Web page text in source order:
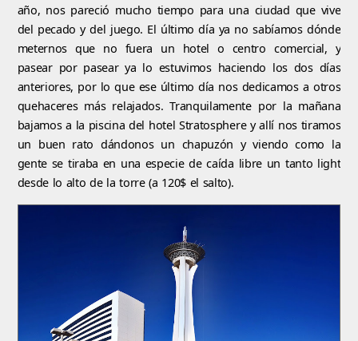
año, nos pareció mucho tiempo para una ciudad que vive
del pecado y del juego. El último día ya no sabíamos dónde
meternos que no fuera un hotel o centro comercial, y
pasear por pasear ya lo estuvimos haciendo los dos días
anteriores, por lo que ese último día nos dedicamos a otros
quehaceres más relajados. Tranquilamente por la mañana
bajamos a la piscina del hotel Stratosphere y allí nos tiramos
un buen rato dándonos un chapuzón y viendo como la
gente se tiraba en una especie de caída libre un tanto light
desde lo alto de la torre (a 120$ el salto).